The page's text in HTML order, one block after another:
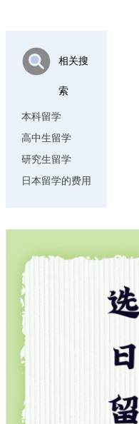
相关搜
索
本科留学
高中生留学
研究生留学
日本留学的费用